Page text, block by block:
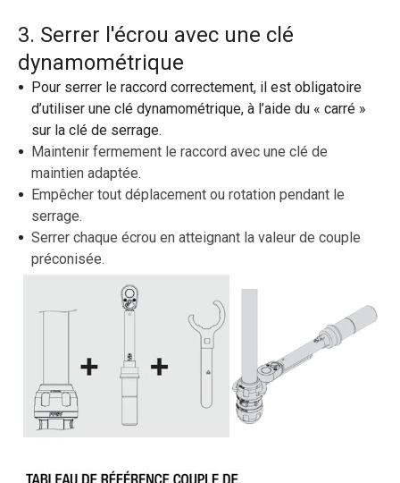
3. Serrer l'écrou avec une clé
dynamométrique
Pour serrer le raccord correctement, il est obligatoire
d’utiliser une clé dynamométrique, à l’aide du « carré »
sur la clé de serrage.
Maintenir fermement le raccord avec une clé de
maintien adaptée.
Empêcher tout déplacement ou rotation pendant le
serrage.
Serrer chaque écrou en atteignant la valeur de couple
préconisée.